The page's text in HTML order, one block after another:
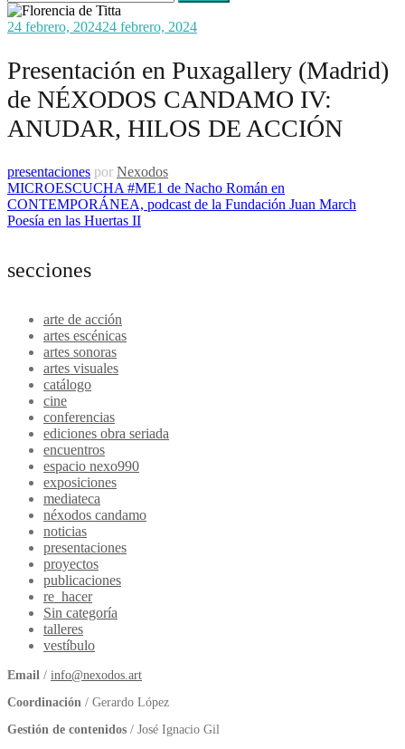
24 febrero, 202424 febrero, 2024
Presentación en Puxagallery (Madrid)
de NÉXODOS CANDAMO IV:
ANUDAR, HILOS DE ACCIÓN
presentaciones por Nexodos
Navegación
de
MICROESCUCHA #ME1 de Nacho Román en
CONTEMPORÁNEA, podcast de la Fundación Juan March
Poesía en las Huertas II
secciones
arte de acción
artes escénicas
artes sonoras
artes visuales
catálogo
cine
conferencias
ediciones obra seriada
encuentros
espacio nexo990
exposiciones
mediateca
néxodos candamo
noticias
presentaciones
proyectos
publicaciones
re_hacer
Sin categoría
talleres
vestíbulo
Email / info@nexodos.art
Coordinación / Gerardo López
Gestión de contenidos / José Ignacio Gil